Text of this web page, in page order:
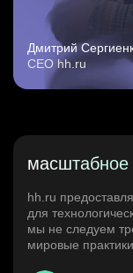
Дмитрий
CEO hh.ru
масштабное
hh.ru
для
мы не следуем
мировые